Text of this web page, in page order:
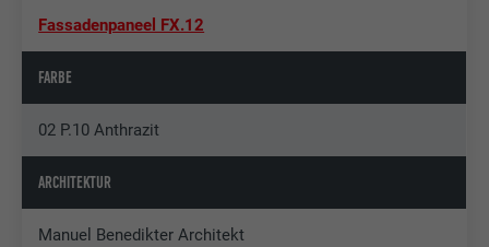
Fassadenpaneel FX.12
FARBE
02 P.10 Anthrazit
ARCHITEKTUR
Manuel Benedikter Architekt